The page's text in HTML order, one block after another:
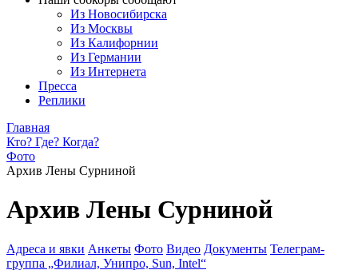
Из Новосибирска
Из Москвы
Из Калифорнии
Из Германии
Из Интернета
Пресса
Реплики
Главная
Кто? Где? Когда?
Фото
Архив Лены Сурниной
Архив Лены Сурниной
Адреса и явки Анкеты Фото Видео Документы Телеграм-
группа „Филиал, Унипро, Sun, Intel“